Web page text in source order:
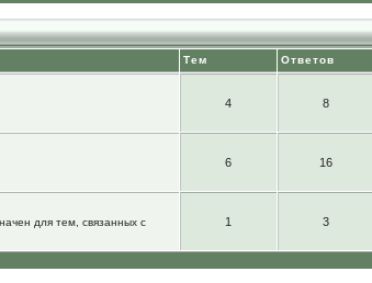
Тем Ответов
4 8
6 16
для тем, связанных с
1 3